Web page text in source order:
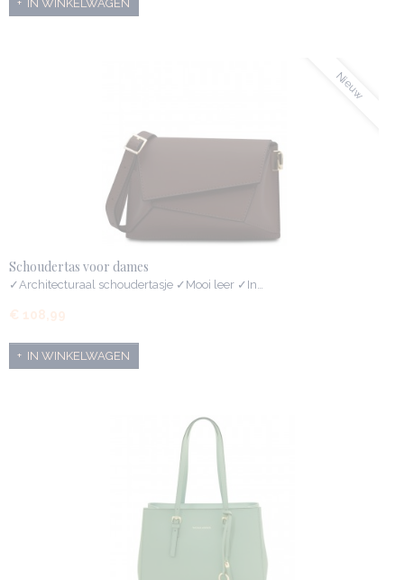
IN WINKELWAGEN
Nieuw
Schoudertas voor dames
✓Architecturaal schoudertasje ✓Mooi leer ✓In…
€ 108,99
IN WINKELWAGEN